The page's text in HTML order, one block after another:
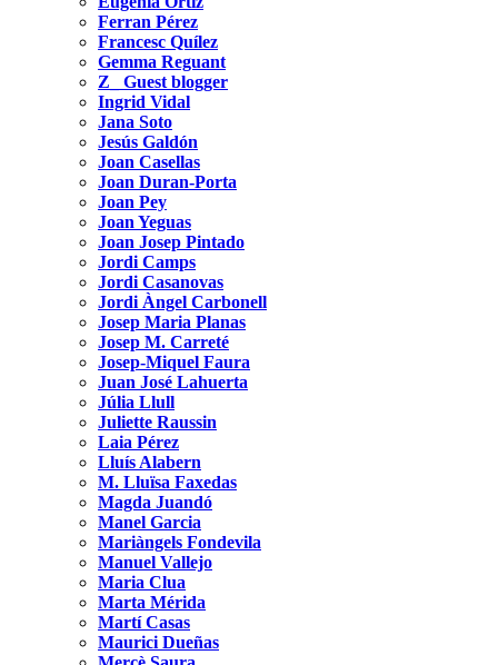
Ferran Pérez
Francesc Quílez
Gemma Reguant
Z_ Guest blogger
Ingrid Vidal
Jana Soto
Jesús Galdón
Joan Casellas
Joan Duran-Porta
Joan Pey
Joan Yeguas
Joan Josep Pintado
Jordi Camps
Jordi Casanovas
Jordi Àngel Carbonell
Josep Maria Planas
Josep M. Carreté
Josep-Miquel Faura
Juan José Lahuerta
Júlia Llull
Juliette Raussin
Laia Pérez
Lluís Alabern
M. Lluïsa Faxedas
Magda Juandó
Manel Garcia
Mariàngels Fondevila
Manuel Vallejo
Maria Clua
Marta Mérida
Martí Casas
Maurici Dueñas